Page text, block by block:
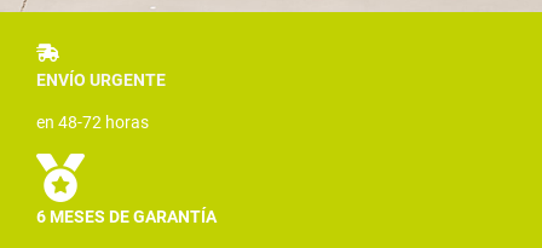
ENVÍO URGENTE
en 48-72 horas
6 MESES DE GARANTÍA